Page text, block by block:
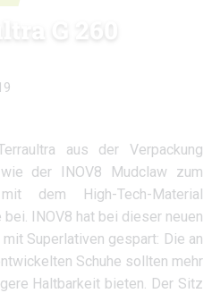
G 260
aus der Verpackung
der INOV8 Mudclaw zum
dem High-Tech-Material
INOV8 hat bei dieser neuen
Superlativen gespart: Die an
Schuhe sollten mehr
Haltbarkeit bieten. Der Sitz